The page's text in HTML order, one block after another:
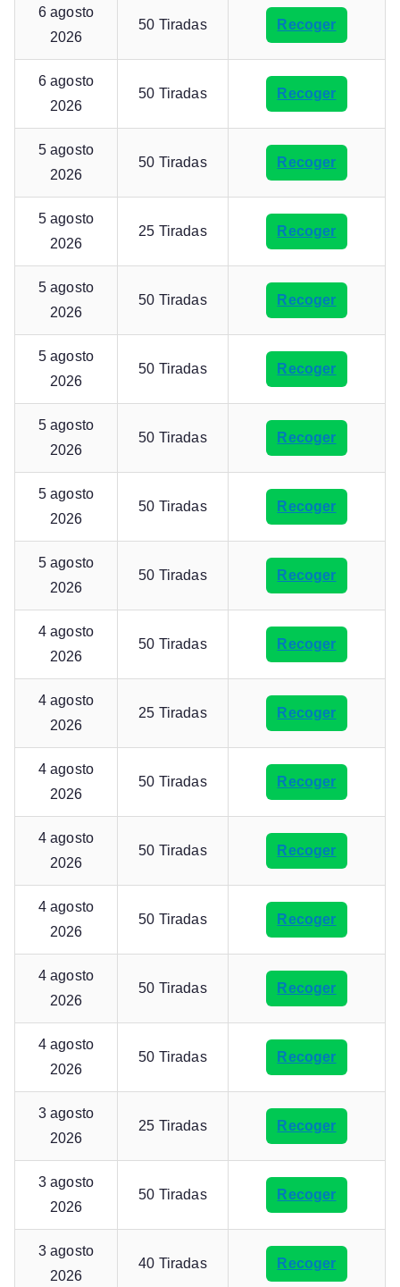
6 agosto
2026
50 Tiradas Recoger
6 agosto
2026
50 Tiradas Recoger
5 agosto
2026
50 Tiradas Recoger
5 agosto
2026
25 Tiradas Recoger
5 agosto
2026
50 Tiradas Recoger
5 agosto
2026
50 Tiradas Recoger
5 agosto
2026
50 Tiradas Recoger
5 agosto
2026
50 Tiradas Recoger
5 agosto
2026
50 Tiradas Recoger
4 agosto
2026
50 Tiradas Recoger
4 agosto
2026
25 Tiradas Recoger
4 agosto
2026
50 Tiradas Recoger
4 agosto
2026
50 Tiradas Recoger
4 agosto
2026
50 Tiradas Recoger
4 agosto
2026
50 Tiradas Recoger
4 agosto
2026
50 Tiradas Recoger
3 agosto
2026
25 Tiradas Recoger
3 agosto
2026
50 Tiradas Recoger
3 agosto
2026
40 Tiradas Recoger